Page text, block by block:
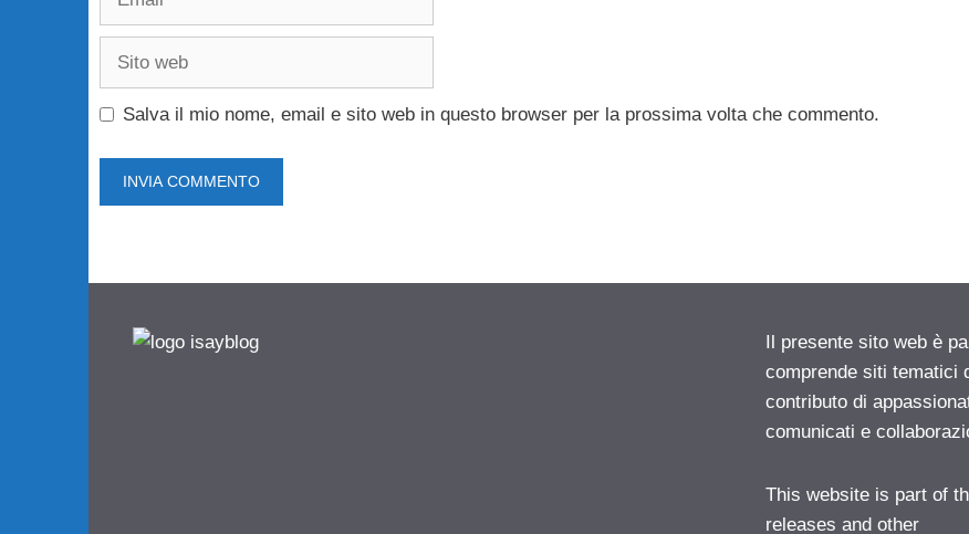
Sito
Salva il mio nome, email e sito web in questo browser per la prossima volta che commento.
Il presente sito web è
comprende siti tematici
contributo di
comunicati e
This website is part of
releases and other